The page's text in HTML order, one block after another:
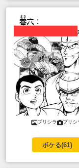
プリシラ プリシ
ボケる(61)